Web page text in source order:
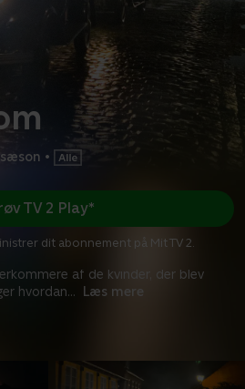
•
af de kvinder, der blev
hvordan... Læs mere
TV 2 Play*
dit abonnement på Mit TV 2.